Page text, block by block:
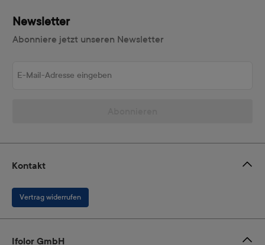
Newsletter
Abonniere jetzt unseren Newsletter
Kontakt
Vertrag widerrufen
Ifolor GmbH